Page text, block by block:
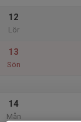
12
Lör
13
Sön
14
Mån